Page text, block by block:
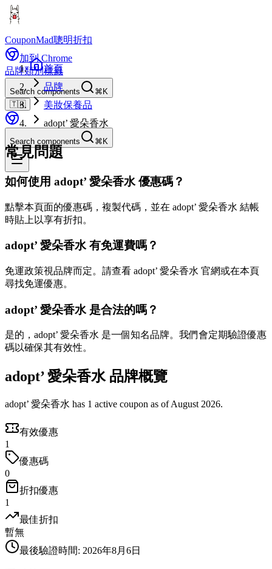
CouponMad聰明折扣
加到 Chrome
品牌類別標籤
Search components
⌘K
🇹🇼
Search components ⌘K
首頁
品牌
美妝保養品
adopt’ 愛朵香水
常見問題
如何使用 adopt’ 愛朵香水 優惠碼？
點擊本頁面的優惠碼，複製代碼，並在 adopt’ 愛朵香水 結帳
時貼上以享有折扣。
adopt’ 愛朵香水 有免運費嗎？
免運政策視品牌而定。請查看 adopt’ 愛朵香水 官網或在本頁
尋找免運優惠。
adopt’ 愛朵香水 是合法的嗎？
是的，adopt’ 愛朵香水 是一個知名品牌。我們會定期驗證優惠
碼以確保其有效性。
adopt’ 愛朵香水 品牌概覽
adopt’ 愛朵香水 has 1 active coupon as of August 2026.
有效優惠
1
優惠碼
0
折扣優惠
1
最佳折扣
暫無
最後驗證時間: 2026年8月6日